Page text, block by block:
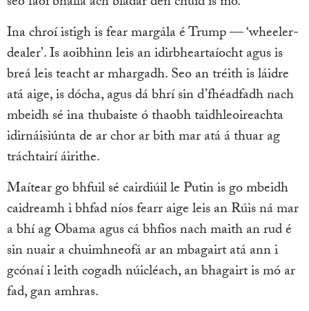
Ina chroí istigh is fear margála é Trump — ‘wheeler-
dealer’. Is aoibhinn leis an idirbheartaíocht agus is
breá leis teacht ar mhargadh. Seo an tréith is láidre
atá aige, is dócha, agus dá bhrí sin d’fhéadfadh nach
mbeidh sé ina thubaiste ó thaobh taidhleoireachta
idirnáisiúnta de ar chor ar bith mar atá á thuar ag
tráchtairí áirithe.
Maítear go bhfuil sé cairdiúil le Putin is go mbeidh
caidreamh i bhfad níos fearr aige leis an Rúis ná mar
a bhí ag Obama agus cá bhfios nach maith an rud é
sin nuair a chuimhneofá ar an mbagairt atá ann i
gcónaí i leith cogadh núicléach, an bhagairt is mó ar
fad, gan amhras.